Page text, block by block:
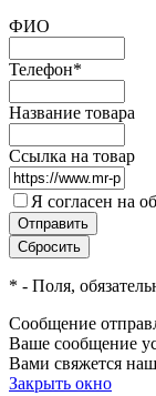
ФИО
Телефон*
Название товара
Ссылка на товар
Я согласен на
* - Поля,
Сообщение
Ваше сообщение
Вами свяжется
Закрыть окно